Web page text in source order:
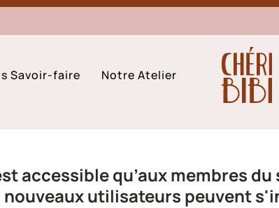
Savoir-faire Notre Atelier
accessible qu’aux membres
nouveaux utilisateurs peuvent